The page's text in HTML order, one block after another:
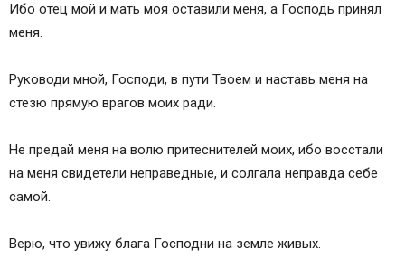
Ибо отец мой и мать моя оставили меня, а Господь принял
меня.
Руководи мной, Господи, в пути Твоем и наставь меня на
стезю прямую врагов моих ради.
Не предай меня на волю притеснителей моих, ибо восстали
на меня свидетели неправедные, и солгала неправда себе
самой.
Верю, что увижу блага Господни на земле живых.